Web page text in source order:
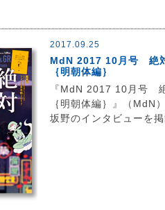
2017.09.25
MdN 2017 10月号 絶
｛明朝体編｝
『MdN 2017 10月号
｛明朝体編｝』（MdN
坂野のインタビューを